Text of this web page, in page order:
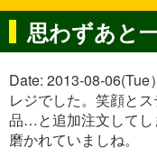
思わずあと
Date: 2013-08-
レジでした。笑顔と
品…と追加注文してし
磨かれていましね。